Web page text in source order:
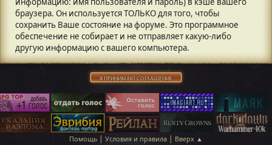
браузера. Он используется ТОЛЬКО для того, чтобы
сохранить Ваше состояние на форуме. Это программное
обеспечение не собирает и не отправляет какую-либо
другую информацию с вашего компьютера.
Помощь | Условия и правила | Вверх ▲